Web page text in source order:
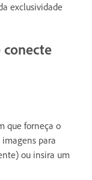
exclusividade
conecte
que forneça o
para
ou insira um